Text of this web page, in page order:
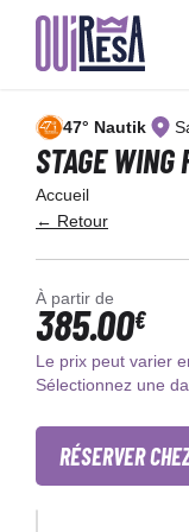
contenu
principal
47° Nautik
STAGE
Accueil
← Retour
À partir de
385.00€
Le prix peut varier
Sélectionnez une
RÉSERVER